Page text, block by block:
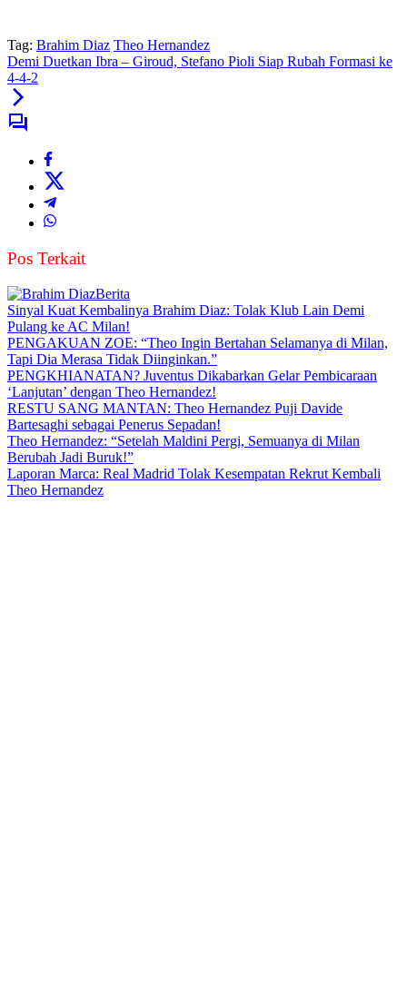
Tag: Brahim Diaz Theo Hernandez
Demi Duetkan Ibra – Giroud, Stefano Pioli Siap Rubah Formasi ke
4-4-2
Pos Terkait
Berita
Sinyal Kuat Kembalinya Brahim Diaz: Tolak Klub Lain Demi
Pulang ke AC Milan!
PENGAKUAN ZOE: “Theo Ingin Bertahan Selamanya di Milan,
Tapi Dia Merasa Tidak Diinginkan.”
PENGKHIANATAN? Juventus Dikabarkan Gelar Pembicaraan
‘Lanjutan’ dengan Theo Hernandez!
RESTU SANG MANTAN: Theo Hernandez Puji Davide
Bartesaghi sebagai Penerus Sepadan!
Theo Hernandez: “Setelah Maldini Pergi, Semuanya di Milan
Berubah Jadi Buruk!”
Laporan Marca: Real Madrid Tolak Kesempatan Rekrut Kembali
Theo Hernandez